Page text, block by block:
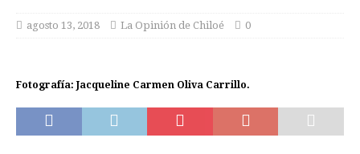
agosto 13, 2018 La Opinión de Chiloé 0
Fotografía: Jacqueline Carmen Oliva Carrillo.